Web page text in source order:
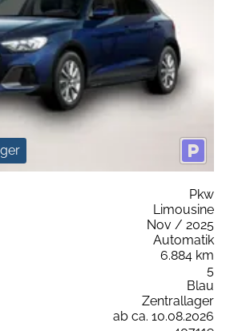
Pkw
Limousine
Nov / 2025
Automatik
6.884 km
5
Blau
Zentrallager
ab ca. 10.08.2026